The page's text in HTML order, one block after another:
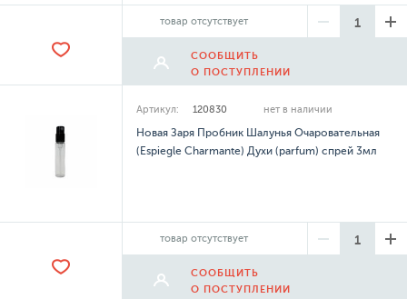
товар отсутствует
СООБЩИТЬ
О ПОСТУПЛЕНИИ
Артикул: 120830 нет в наличии
Новая Заря Пробник Шалунья Очаровательная
(Espiegle Charmante) Духи (parfum) спрей 3мл
товар отсутствует
СООБЩИТЬ
О ПОСТУПЛЕНИИ